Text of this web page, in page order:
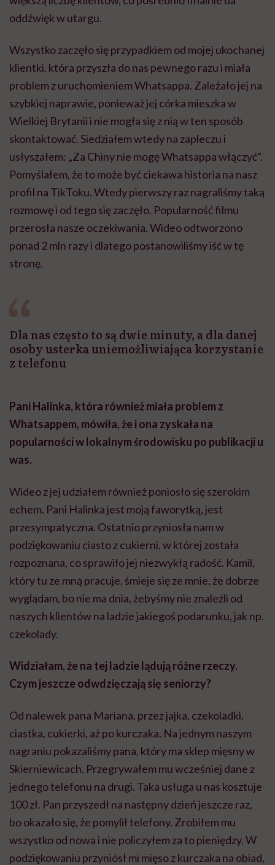
oddźwięk w utargu.
Wszystko zaczęło się przypadkiem od mojej ukochanej
klientki, która przyszła do nas pewnego razu i miała
problem z uruchomieniem Whatsappa. Zależało jej na
szybkiej naprawie, ponieważ jej córka mieszka w
Wielkiej Brytanii i nie mogła się z nią w ten sposób
skontaktować. Siedziałem wtedy na zapleczu i
usłyszałem: „Za Chiny nie mogę Whatsappa włączyć”.
Pomyślałem, że to może być ciekawa historia na nasz
profil na TikToku. Wtedy pierwszy raz nagraliśmy taką
rozmowę i od tego się zaczęło. Popularność filmu
przerosła nasze oczekiwania. Wideo odtworzono
ponad 2 mln razy i dlatego postanowiliśmy iść w tę
stronę.
Dla nas często to są dwie minuty, a dla danej
osoby usterka uniemożliwiająca korzystanie
z telefonu
Pani Halinka, która również miała problem z
Whatsappem, mówiła, że i ona zyskała na
popularności w lokalnym środowisku po publikacji u
was.
Wideo z jej udziałem również poniosło się szerokim
echem. Pani Halinka jest moją faworytką, jest
przesympatyczna. Ostatnio przyniosła nam w
podziękowaniu ciasto z cukierni, w której została
rozpoznana, co sprawiło jej niezwykłą radość. Kamil,
który tu ze mną pracuje, śmieje się ze mnie, że dobrze
wyglądam, bo nie ma dnia, żebyśmy nie znaleźli od
naszych klientów na ladzie jakiegoś podarunku, jak np.
czekolady.
Widziałam, że na tej ladzie lądują różne rzeczy.
Czym jeszcze odwdzięczają się seniorzy?
Od nalewek pana Mariana, przez jajka, czekoladki,
ciastka, cukierki, aż po kurczaka. Na jednym naszym
nagraniu pokazaliśmy pana, który ma sklep mięsny w
Skierniewicach. Przegrywałem mu wcześniej dane z
jednego telefonu na drugi. Taka usługa u nas kosztuje
100 zł. Pan przyszedł na następny dzień jeszcze raz,
bo okazało się, że pomylił telefony. Zrobiłem mu
wszystko od nowa i nie policzyłem za to pieniędzy. W
podziękowaniu przyniósł mi mięso z kurczaka na obiad,